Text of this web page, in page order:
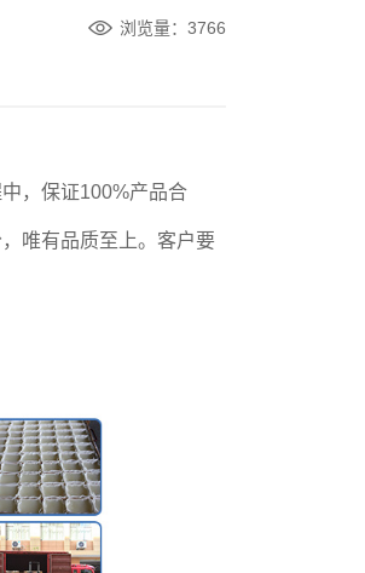
浏览量：3766
，保证100%产品合
唯有品质至上。客户要